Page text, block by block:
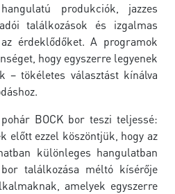
produkciók, jazzes
találkozások és izgalmas
érdeklődőket. A programok
hogy egyszerre legyenek
– tökéletes választást kínálva
BOCK bor teszi teljessé:
előtt ezzel köszöntjük, hogy az
különleges hangulatban
találkozása méltó kísérője
amelyek egyszerre